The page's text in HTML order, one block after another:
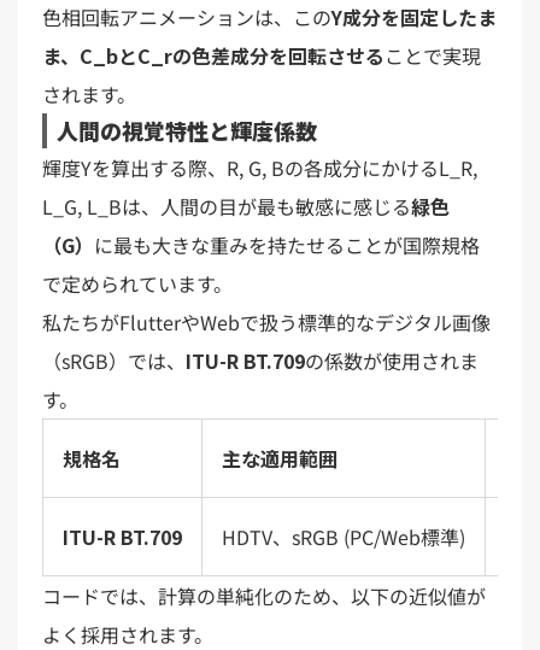
色相回転アニメーションは、このY成分を固定したま
ま、C_bとC_rの色差成分を回転させることで実現
されます。
人間の視覚特性と輝度係数
輝度Yを算出する際、R, G, Bの各成分にかけるL_R,
L_G, L_Bは、人間の目が最も敏感に感じる緑色
（G） に最も大きな重みを持たせることが国際規格
で定められています。
私たちがFlutterやWebで扱う標準的なデジタル画像
（sRGB）では、 ITU-R BT.709の係数が使用されま
す。
規格名 主な適用範囲
ITU-R BT.709 HDTV、sRGB (PC/Web標準)
コードでは、計算の単純化のため、以下の近似値が
よく採用されます。